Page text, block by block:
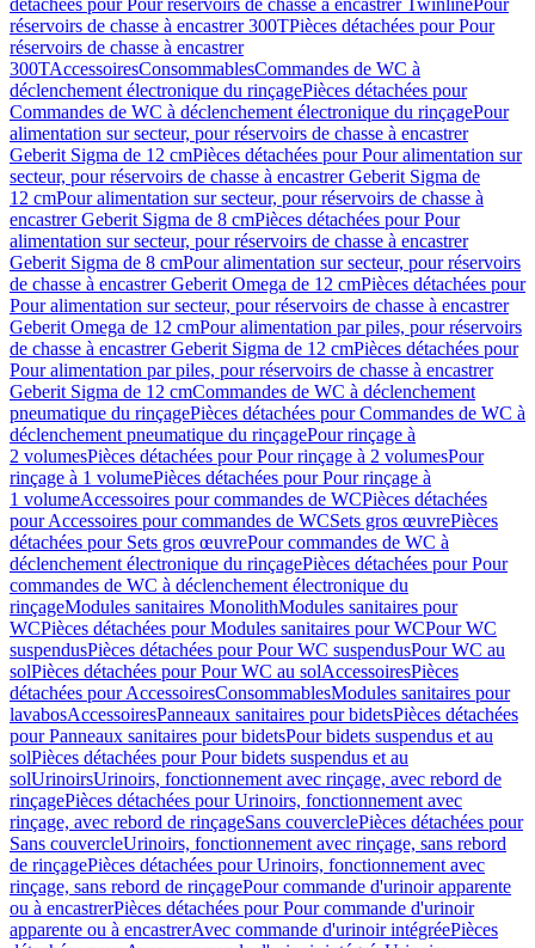
détachées pour Pour réservoirs de chasse à encastrer TwinlinePour
réservoirs de chasse à encastrer 300TPièces détachées pour Pour
réservoirs de chasse à encastrer
300TAccessoiresConsommablesCommandes de WC à
déclenchement électronique du rinçagePièces détachées pour
Commandes de WC à déclenchement électronique du rinçagePour
alimentation sur secteur, pour réservoirs de chasse à encastrer
Geberit Sigma de 12 cmPièces détachées pour Pour alimentation sur
secteur, pour réservoirs de chasse à encastrer Geberit Sigma de
12 cmPour alimentation sur secteur, pour réservoirs de chasse à
encastrer Geberit Sigma de 8 cmPièces détachées pour Pour
alimentation sur secteur, pour réservoirs de chasse à encastrer
Geberit Sigma de 8 cmPour alimentation sur secteur, pour réservoirs
de chasse à encastrer Geberit Omega de 12 cmPièces détachées pour
Pour alimentation sur secteur, pour réservoirs de chasse à encastrer
Geberit Omega de 12 cmPour alimentation par piles, pour réservoirs
de chasse à encastrer Geberit Sigma de 12 cmPièces détachées pour
Pour alimentation par piles, pour réservoirs de chasse à encastrer
Geberit Sigma de 12 cmCommandes de WC à déclenchement
pneumatique du rinçagePièces détachées pour Commandes de WC à
déclenchement pneumatique du rinçagePour rinçage à
2 volumesPièces détachées pour Pour rinçage à 2 volumesPour
rinçage à 1 volumePièces détachées pour Pour rinçage à
1 volumeAccessoires pour commandes de WCPièces détachées
pour Accessoires pour commandes de WCSets gros œuvrePièces
détachées pour Sets gros œuvrePour commandes de WC à
déclenchement électronique du rinçagePièces détachées pour Pour
commandes de WC à déclenchement électronique du
rinçageModules sanitaires MonolithModules sanitaires pour
WCPièces détachées pour Modules sanitaires pour WCPour WC
suspendusPièces détachées pour Pour WC suspendusPour WC au
solPièces détachées pour Pour WC au solAccessoiresPièces
détachées pour AccessoiresConsommablesModules sanitaires pour
lavabosAccessoiresPanneaux sanitaires pour bidetsPièces détachées
pour Panneaux sanitaires pour bidetsPour bidets suspendus et au
solPièces détachées pour Pour bidets suspendus et au
solUrinoirsUrinoirs, fonctionnement avec rinçage, avec rebord de
rinçagePièces détachées pour Urinoirs, fonctionnement avec
rinçage, avec rebord de rinçageSans couverclePièces détachées pour
Sans couvercleUrinoirs, fonctionnement avec rinçage, sans rebord
de rinçagePièces détachées pour Urinoirs, fonctionnement avec
rinçage, sans rebord de rinçagePour commande d'urinoir apparente
ou à encastrerPièces détachées pour Pour commande d'urinoir
apparente ou à encastrerAvec commande d'urinoir intégréePièces